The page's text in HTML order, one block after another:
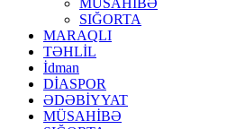
MÜSAHİBƏ
SIĞORTA
MARAQLI
TƏHLİL
İdman
DİASPOR
ƏDƏBİYYAT
MÜSAHİBƏ